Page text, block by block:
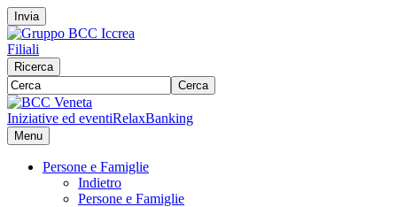
Invia
Filiali
Ricerca
Cerca
Iniziative ed eventiRelaxBanking
Menu
Persone e Famiglie
Indietro
Persone e Famiglie